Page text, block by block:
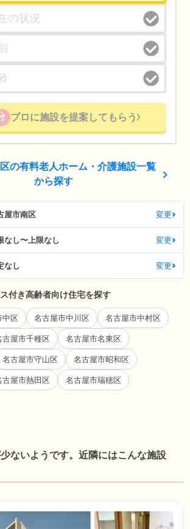
プロに施設を提案してもらう
の有料老人ホーム・介護施設一覧
から探す
屋市南区 変更
なし〜上限なし 変更
なし 変更
付き高齢者向け住宅を探す
中区 名古屋市中川区 名古屋市中村区
古屋市千種区 名古屋市名東区
名古屋市守山区 名古屋市昭和区
古屋市熱田区 名古屋市瑞穂区
ないようです。近隣にはこんな施設